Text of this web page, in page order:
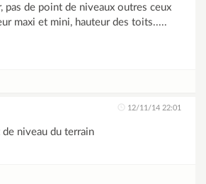
pas de point de niveaux outres ceux
maxi et mini, hauteur des toits.....
12/11/14 22:01
de niveau du terrain